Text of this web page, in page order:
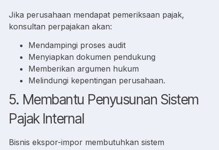
Jika perusahaan mendapat pemeriksaan pajak,
konsultan perpajakan akan:
Mendampingi proses audit
Menyiapkan dokumen pendukung
Memberikan argumen hukum
Melindungi kepentingan perusahaan.
5. Membantu Penyusunan Sistem
Pajak Internal
Bisnis ekspor-impor membutuhkan sistem